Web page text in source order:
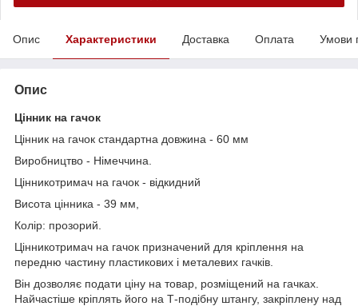
Опис Характеристики Доставка Оплата Умови
Опис
Цінник на гачок
Цінник на гачок стандартна довжина - 60 мм
Виробництво - Німеччина.
Цінникотримач на гачок - відкидний
Висота цінника - 39 мм,
Колір: прозорий.
Цінникотримач на гачок призначений для кріплення на
передню частину пластикових і металевих гачків.
Він дозволяє подати ціну на товар, розміщений на гачках.
Найчастіше кріплять його на Т-подібну штангу, закріплену над